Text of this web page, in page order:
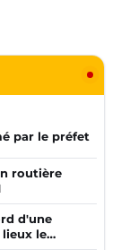
par le préfet
routière
d'une
le